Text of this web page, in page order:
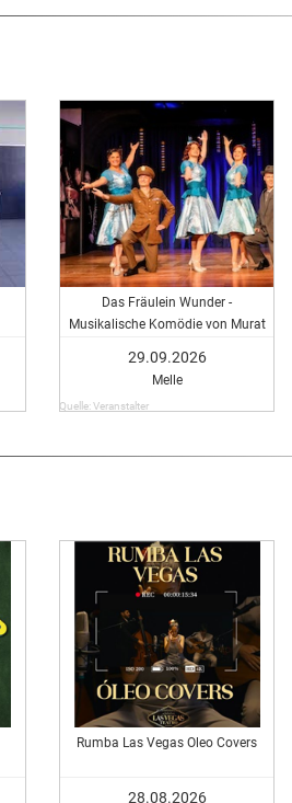
Das Fräulein Wunder -
Musikalische Komödie von Murat
29.09.2026
Melle
Quelle: Veranstalter
Rumba Las Vegas Oleo Covers
28.08.2026